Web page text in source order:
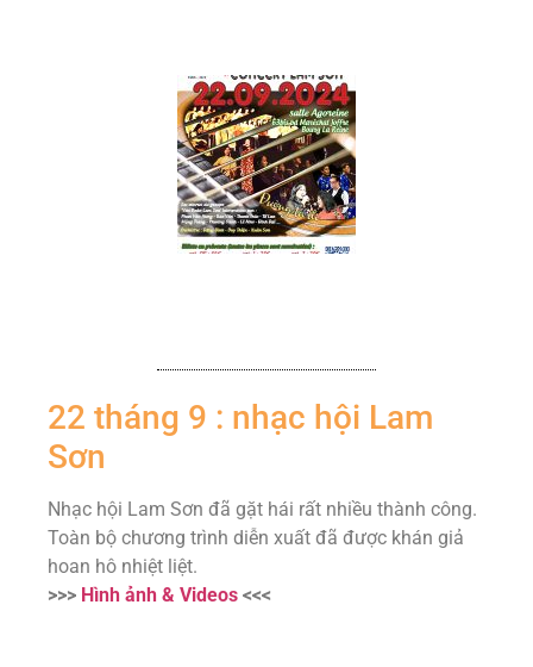
22 tháng 9 : nhạc hội Lam
Sơn
Nhạc hội Lam Sơn đã gặt hái rất nhiều thành công.
Toàn bộ chương trình diễn xuất đã được khán giả
hoan hô nhiệt liệt.
>>> Hình ảnh & Videos <<<